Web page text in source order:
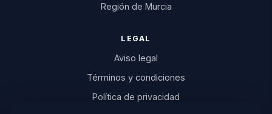
Región de Murcia
LEGAL
Aviso legal
Términos y condiciones
Política de privacidad